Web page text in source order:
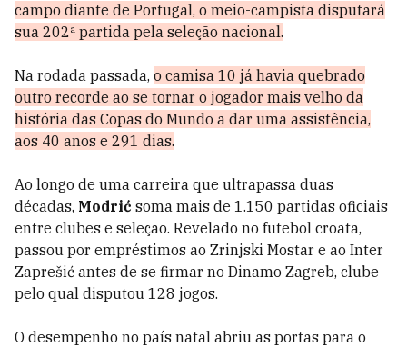
campo diante de Portugal, o meio-campista disputará
sua 202ª partida pela seleção nacional.
Na rodada passada, o camisa 10 já havia quebrado
outro recorde ao se tornar o jogador mais velho da
história das Copas do Mundo a dar uma assistência,
aos 40 anos e 291 dias.
Ao longo de uma carreira que ultrapassa duas
décadas, Modrić soma mais de 1.150 partidas oficiais
entre clubes e seleção. Revelado no futebol croata,
passou por empréstimos ao Zrinjski Mostar e ao Inter
Zaprešić antes de se firmar no Dinamo Zagreb, clube
pelo qual disputou 128 jogos.
O desempenho no país natal abriu as portas para o